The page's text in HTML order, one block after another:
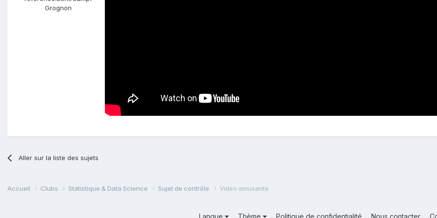
Grognon
Aller sur la liste des sujets
Accueil Clubs Statistique & Data Science Sujet de contrôle Video amusante